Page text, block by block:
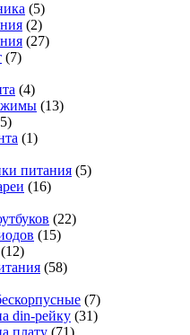
(5)
(2)
(27)
(7)
(4)
(13)
(1)
питания (5)
(16)
(22)
(15)
(12)
(58)
(7)
din-рейку (31)
плату (71)